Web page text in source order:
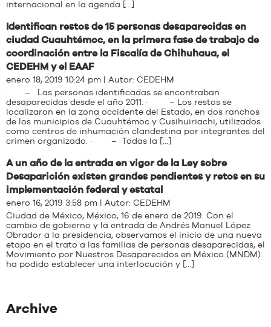
internacional en la agenda […]
Identifican restos de 15 personas desaparecidas en
ciudad Cuauhtémoc, en la primera fase de trabajo de
coordinación entre la Fiscalía de Chihuhaua, el
CEDEHM y el EAAF
enero 18, 2019 10:24 pm | Autor: CEDEHM
· – Las personas identificadas se encontraban
desaparecidas desde el año 2011. · – Los restos se
localizaron en la zona occidente del Estado, en dos ranchos
de los municipios de Cuauhtémoc y Cusihuiriachi, utilizados
como centros de inhumación clandestina por integrantes del
crimen organizado. · – Todas la […]
A un año de la entrada en vigor de la Ley sobre
Desaparición existen grandes pendientes y retos en su
implementación federal y estatal
enero 16, 2019 3:58 pm | Autor: CEDEHM
Ciudad de México, México, 16 de enero de 2019. Con el
cambio de gobierno y la entrada de Andrés Manuel López
Obrador a la presidencia, observamos el inicio de una nueva
etapa en el trato a las familias de personas desaparecidas, el
Movimiento por Nuestros Desaparecidos en México (MNDM)
ha podido establecer una interlocución y […]
Archive